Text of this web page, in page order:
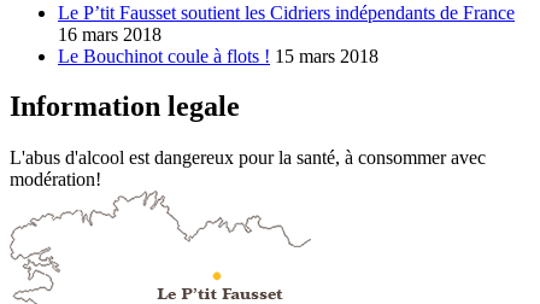
Le P’tit Fausset soutient les Cidriers indépendants de France
16 mars 2018
Le Bouchinot coule à flots ! 15 mars 2018
Information legale
L'abus d'alcool est dangereux pour la santé, à consommer avec
modération!